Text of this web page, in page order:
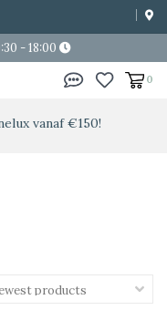
- 18:00
0
vanaf €150!